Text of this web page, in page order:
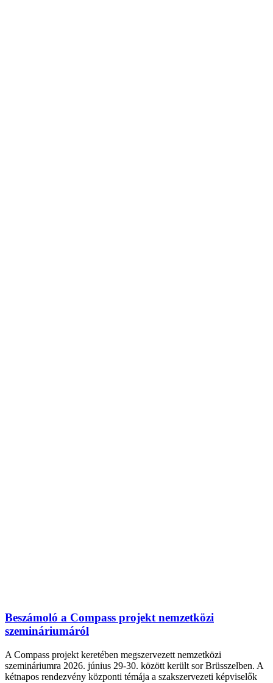
Beszámoló a Compass projekt nemzetközi
szemináriumáról
A Compass projekt keretében megszervezett nemzetközi
szemináriumra 2026. június 29-30. között került sor Brüsszelben. A
kétnapos rendezvény központi témája a szakszervezeti képviselők